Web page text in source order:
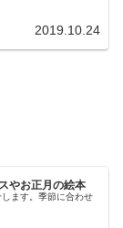
2019.10.24
やお正月の絵本
ます。季節に合わせ